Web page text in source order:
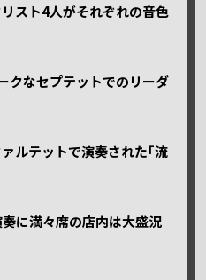
スト4人がそれぞれの音色
クなセプテットでのリーダ
ルテットで演奏された｢流
に満々席の店内は大盛況